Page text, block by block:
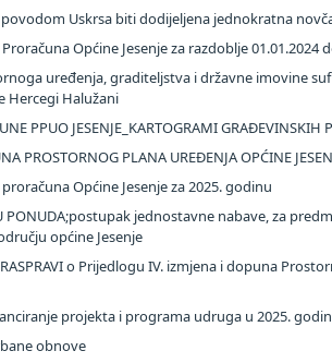
Uskrsa biti dodijeljena jednokratna
Općine Jesenje za razdoblje 01.01.2024
uređenja, graditeljstva i državne imovine
Hercegi Halužani
PPUO JESENJE_KARTOGRAMI GRAĐEVINSKIH
PROSTORNOG PLANA UREĐENJA OPĆINE
Općine Jesenje za 2025. godinu
PONUDA;postupak jednostavne nabave, za
općine Jesenje
RASPRAVI o Prijedlogu IV. izmjena i dopuna
projekta i programa udruga u 2025.
obnove